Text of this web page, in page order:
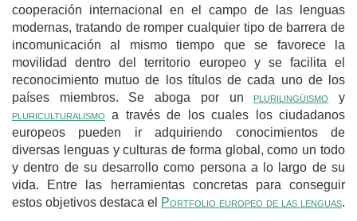
cooperación internacional en el campo de las lenguas
modernas, tratando de romper cualquier tipo de barrera de
incomunicación al mismo tiempo que se favorece la
movilidad dentro del territorio europeo y se facilita el
reconocimiento mutuo de los títulos de cada uno de los
países miembros. Se aboga por un plurilingüismo y
pluriculturalismo a través de los cuales los ciudadanos
europeos pueden ir adquiriendo conocimientos de
diversas lenguas y culturas de forma global, como un todo
y dentro de su desarrollo como persona a lo largo de su
vida. Entre las herramientas concretas para conseguir
estos objetivos destaca el Portfolio europeo de las lenguas.